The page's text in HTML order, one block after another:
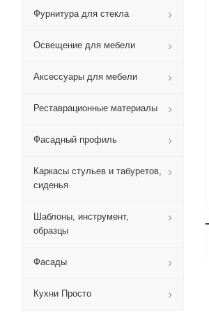
Фурнитура для стекла
Освещение для мебели
Аксессуары для мебели
Реставрационные материалы
Фасадный профиль
Каркасы стульев и табуретов,
сиденья
Шаблоны, инструмент,
образцы
Фасады
Кухни Просто